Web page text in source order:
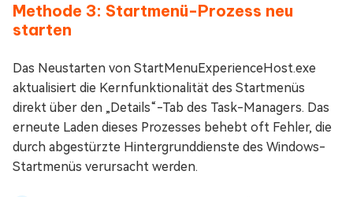
Methode 3: Startmenü-Prozess neu
starten
Das Neustarten von StartMenuExperienceHost.exe
aktualisiert die Kernfunktionalität des Startmenüs
direkt über den „Details“-Tab des Task-Managers. Das
erneute Laden dieses Prozesses behebt oft Fehler, die
durch abgestürzte Hintergrunddienste des Windows-
Startmenüs verursacht werden.